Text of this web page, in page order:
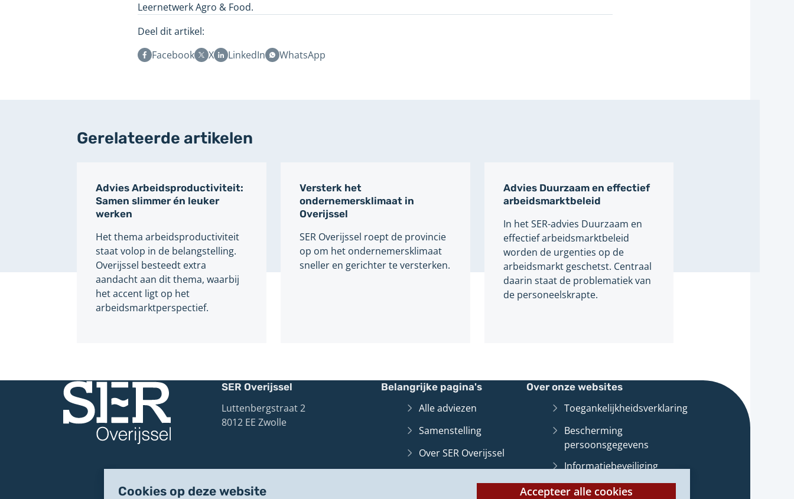
Cookies op deze website Accepteer alle cookies
Leernetwerk Agro & Food.
Deel dit artikel:
Facebook
X LinkedIn WhatsApp
Gerelateerde artikelen
Advies Arbeidsproductiviteit:
Samen slimmer én leuker
werken
Het thema arbeidsproductiviteit
staat volop in de belangstelling.
Overijssel besteedt extra
aandacht aan dit thema, waarbij
het accent ligt op het
arbeidsmarktperspectief.
Versterk het
ondernemersklimaat in
Overijssel
SER Overijssel roept de provincie
op om het ondernemersklimaat
sneller en gerichter te versterken.
Advies Duurzaam en effectief
arbeidsmarktbeleid
In het SER-advies Duurzaam en
effectief arbeidsmarktbeleid
worden de urgenties op de
arbeidsmarkt geschetst. Centraal
daarin staat de problematiek van
de personeelskrapte.
SER Overijssel
Luttenbergstraat 2
8012 EE Zwolle
Belangrijke pagina's
Alle adviezen
Samenstelling
Over SER Overijssel
Over onze websites
Toegankelijkheidsverklaring
Bescherming
persoonsgegevens
Informatiebeveiliging
Cookies op onze websites